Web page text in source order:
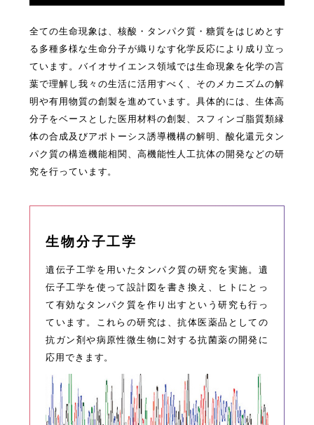
全ての生命現象は、核酸・タンパク質・糖質をはじめとす
る多種多様な生命分子が織りなす化学反応により成り立っ
ています。バイオサイエンス領域では生命現象を化学の言
葉で理解し我々の生活に活用すべく、そのメカニズムの解
明や有用物質の創製を進めています。具体的には、生体高
分子をベースとした医用材料の創製、スフィンゴ脂質類縁
体の合成及びアポトーシス誘導機構の解明、酸化還元タン
パク質の構造機能相関、高機能性人工抗体の開発などの研
究を行っています。
生物分子工学
遺伝子工学を用いたタンパク質の研究を実施。遺
伝子工学を使って設計図を書き換え、ヒトにとっ
て有効なタンパク質を作り出すという研究も行っ
ています。これらの研究は、抗体医薬品としての
抗ガン剤や病原性微生物に対する抗菌薬の開発に
応用できます。